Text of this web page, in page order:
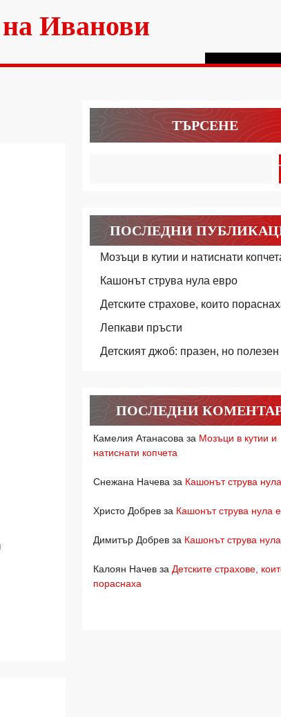
Иванови
ТЪРСЕНЕ
ПОСЛЕДНИ
Мозъци в кутии и натиснати
Кашонът струва нула евро
Детските страхове, които
Лепкави пръсти
Детският джоб: празен, но полезен
ПОСЛЕДНИ
Камелия Атанасова за Мозъци в кутии и
натиснати копчета
Снежана Начева за Кашонът струва
Христо Добрев за Кашонът струва нула
Димитър Добрев за Кашонът струва
Калоян Начев за Детските страхове,
пораснаха